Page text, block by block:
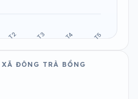
ĐÔNG TRÀ BỒNG